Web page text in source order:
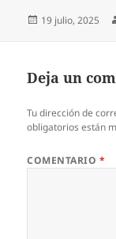
Publicado
19 julio, 2025
Deja un
Tu dirección de
obligatorios están
COMENTARIO *